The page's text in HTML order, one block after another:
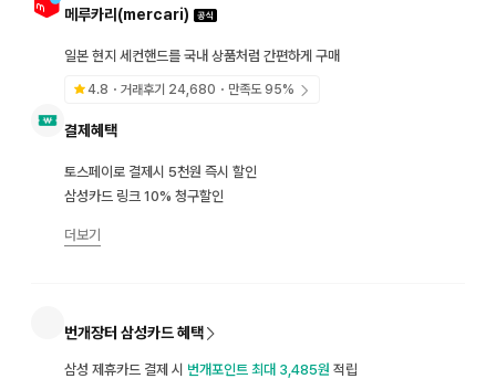
메루카리(mercari)
일본 현지 세컨핸드를 국내 상품처럼 간편하게 구매
4.8 ・거래후기 24,680 ・만족도95%
결제혜택
토스페이로 결제시 5천원 즉시 할인
삼성카드 링크 10% 청구할인
더보기
번개장터 삼성카드 혜택
삼성 제휴카드 결제 시 번개포인트 최대 3,485원 적립